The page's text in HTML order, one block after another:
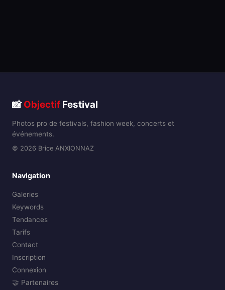
📸Objectif Festival
Photos pro de festivals, fashion week, concerts et
événements.
© 2026 Brice ANXIONNAZ
Navigation
Galeries
Keywords
Tendances
Tarifs
Contact
Inscription
Connexion
🤝 Partenaires